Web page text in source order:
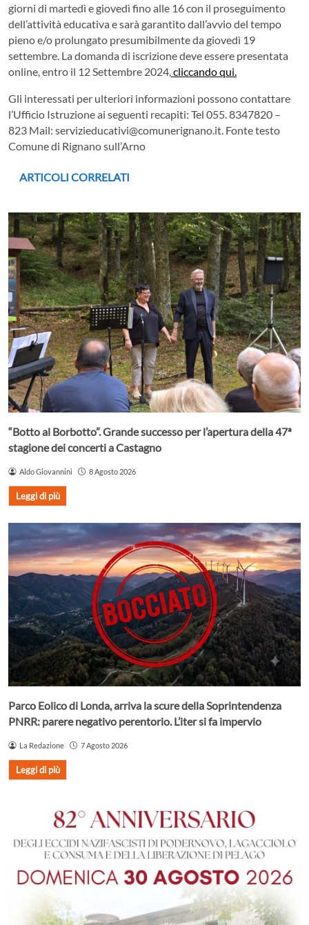
giorni di martedì e giovedì fino alle 16 con il proseguimento
dell’attività educativa e sarà garantito dall’avvio del tempo
pieno e/o prolungato presumibilmente da giovedì 19
settembre. La domanda di iscrizione deve essere presentata
online, entro il 12 Settembre 2024,cliccando qui.
Gli interessati per ulteriori informazioni possono contattare
l’Ufficio Istruzione ai seguenti recapiti: Tel 055. 8347820 –
823 Mail: servizieducativi@comunerignano.it. Fonte testo
Comune di Rignano sull’Arno
ARTICOLI CORRELATI
“Botto al Borbotto”. Grande successo per l’apertura della 47ª
stagione dei concerti a Castagno
Aldo Giovannini 8 Agosto 2026
Leggi di più
Parco Eolico di Londa, arriva la scure della Soprintendenza
PNRR: parere negativo perentorio. L’iter si fa impervio
La Redazione 7 Agosto 2026
Leggi di più